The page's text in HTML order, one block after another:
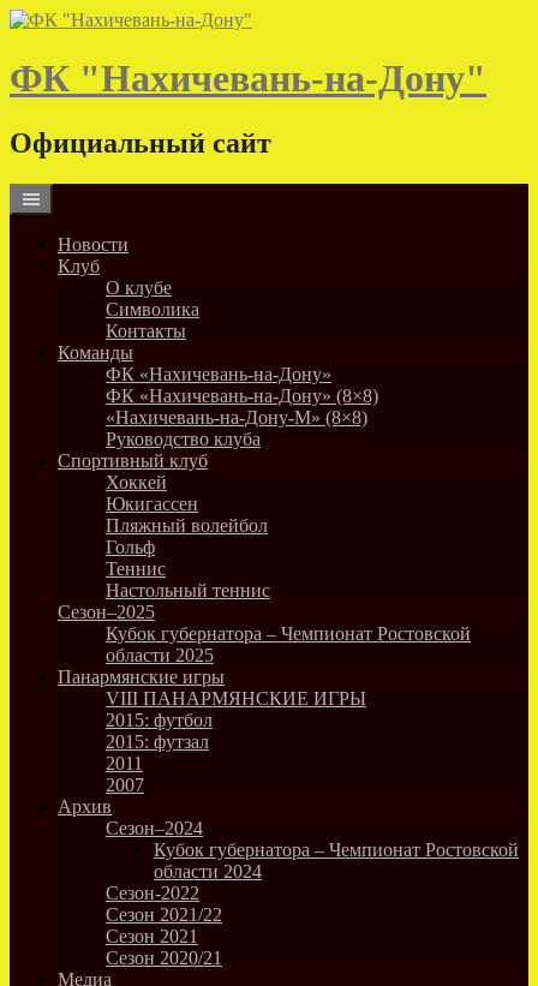
Skip
content
ФК "Нахичевань-на-Дону"
Официальный сайт
Новости
Клуб
О клубе
Символика
Контакты
Команды
ФК «Нахичевань-на-Дону»
ФК «Нахичевань-на-Дону» (8×8)
«Нахичевань-на-Дону-М» (8×8)
Руководство клуба
Спортивный клуб
Хоккей
Юкигассен
Пляжный волейбол
Гольф
Теннис
Настольный теннис
Сезон–2025
Кубок губернатора – Чемпионат Ростовской
области 2025
Панармянские игры
VIII ПАНАРМЯНСКИЕ ИГРЫ
2015: футбол
2015: футзал
2011
2007
Архив
Сезон–2024
Кубок губернатора – Чемпионат Ростовской
области 2024
Сезон-2022
Сезон 2021/22
Сезон 2021
Сезон 2020/21
Медиа